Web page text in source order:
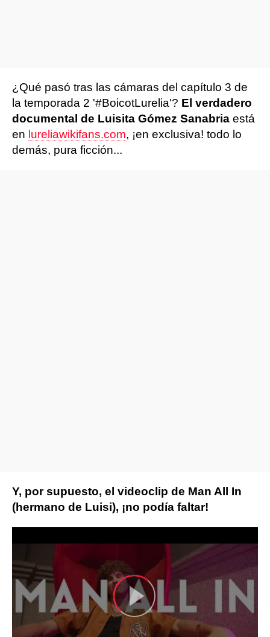
¿Qué pasó tras las cámaras del capítulo 3 de
la temporada 2 '#BoicotLurelia'? El verdadero
documental de Luisita Gómez Sanabria está
en lureliawikifans.com, ¡en exclusiva! todo lo
demás, pura ficción...
Y, por supuesto, el videoclip de Man All In
(hermano de Luisi), ¡no podía faltar!